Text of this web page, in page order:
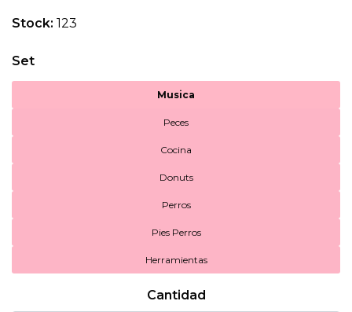
Stock: 123
Set
Musica
Peces
Cocina
Donuts
Perros
Pies Perros
Herramientas
Cantidad